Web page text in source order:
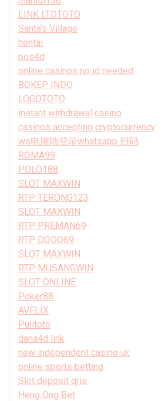
LINK LTDTOTO
Santa’s Village
hentai
pos4d
online casinos no id needed
BOKEP INDO
LOGOTOTO
instant withdrawal casino
casinos accepting cryptocurrency
ws电脑端登录whatsapp 扫码
ROMA99
POLO188
SLOT MAXWIN
RTP TERONG123
SLOT MAXWIN
RTP PREMAN69
RTP DODO69
SLOT MAXWIN
RTP MUSANGWIN
SLOT ONLINE
Poker88
AVFLIX
Pulitoto
dana4d link
new independent casino uk
online sports betting
Slot deposit qris
Heng Ong Bet